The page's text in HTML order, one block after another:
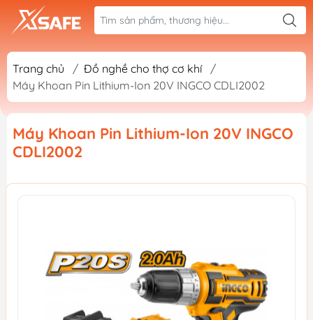
Trang chủ / Đồ nghề cho thợ cơ khí
/
Máy Khoan Pin Lithium-Ion 20V INGCO CDLI2002
Máy Khoan Pin Lithium-Ion 20V INGCO
CDLI2002